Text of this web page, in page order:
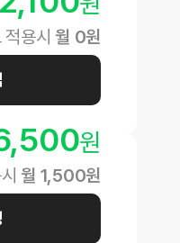
용시 월 0원
원
월 1,500원